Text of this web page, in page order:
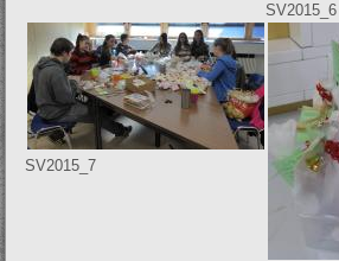
SV2015_6
SV2015_7